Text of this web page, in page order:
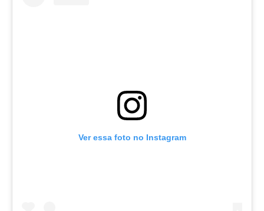
Ver essa foto no Instagram